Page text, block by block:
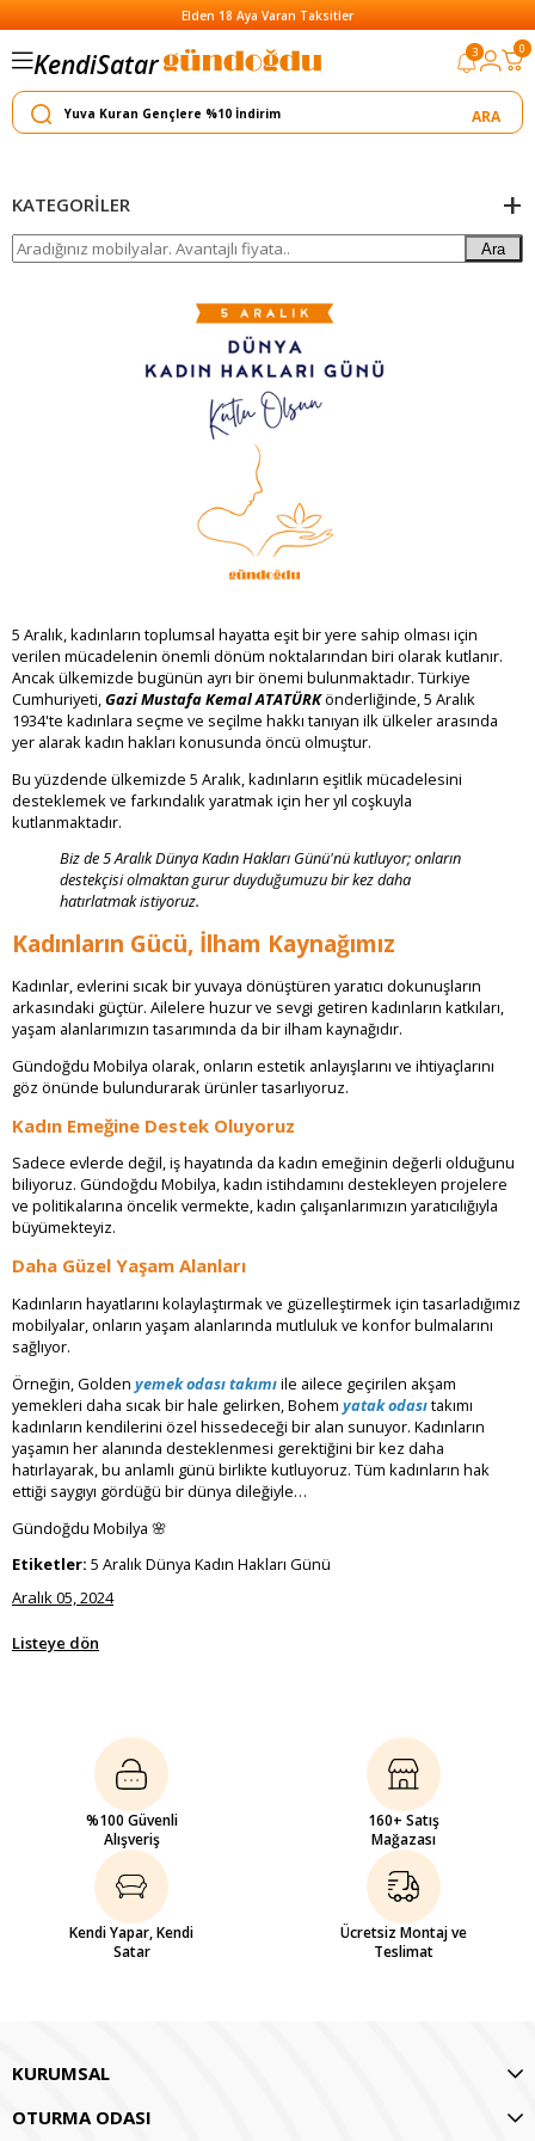
Elden 18 Aya Varan Taksitler
KendiSatar
Yapar
3 0
KATEGORILER
Ara
5 Aralık, kadınların toplumsal hayatta eşit bir yere sahip olması için
verilen mücadelenin önemli dönüm noktalarından biri olarak kutlanır.
Ancak ülkemizde bugünün ayrı bir önemi bulunmaktadır. Türkiye
Cumhuriyeti,Gazi Mustafa Kemal ATATÜRKönderliğinde, 5 Aralık
1934'te kadınlara seçme ve seçilme hakkı tanıyan ilk ülkeler arasında
yer alarak kadın hakları konusunda öncü olmuştur.
Bu yüzdende ülkemizde 5 Aralık, kadınların eşitlik mücadelesini
desteklemek ve farkındalık yaratmak için her yıl coşkuyla
kutlanmaktadır.
Biz de 5 Aralık Dünya Kadın Hakları Günü'nü kutluyor; onların
destekçisi olmaktan gurur duyduğumuzu bir kez daha
hatırlatmak istiyoruz.
Kadınların Gücü, İlham Kaynağımız
Kadınlar, evlerini sıcak bir yuvaya dönüştüren yaratıcı dokunuşların
arkasındaki güçtür. Ailelere huzur ve sevgi getiren kadınların katkıları,
yaşam alanlarımızın tasarımında da bir ilham kaynağıdır.
Gündoğdu Mobilya olarak, onların estetik anlayışlarını ve ihtiyaçlarını
göz önünde bulundurarak ürünler tasarlıyoruz.
Kadın Emeğine Destek Oluyoruz
Sadece evlerde değil, iş hayatında da kadın emeğinin değerli olduğunu
biliyoruz. Gündoğdu Mobilya, kadın istihdamını destekleyen projelere
ve politikalarına öncelik vermekte, kadın çalışanlarımızın yaratıcılığıyla
büyümekteyiz.
Daha Güzel Yaşam Alanları
Kadınların hayatlarını kolaylaştırmak ve güzelleştirmek için tasarladığımız
mobilyalar, onların yaşam alanlarında mutluluk ve konfor bulmalarını
sağlıyor.
Örneğin, Golden yemek odası takımıile ailece geçirilen akşam
yemekleri daha sıcak bir hale gelirken, Bohem yatak odasıtakımı
kadınların kendilerini özel hissedeceği bir alan sunuyor. Kadınların
yaşamın her alanında desteklenmesi gerektiğini bir kez daha
hatırlayarak, bu anlamlı günü birlikte kutluyoruz. Tüm kadınların hak
ettiği saygıyı gördüğü bir dünya dileğiyle…
Gündoğdu Mobilya 🌸
Etiketler: 5 Aralık Dünya Kadın Hakları Günü
Aralık 05, 2024
Listeye dön
%100 Güvenli
Alışveriş
160+ Satış
Mağazası
Kendi Yapar, Kendi
Satar
Ücretsiz Montaj ve
Teslimat
KURUMSAL
OTURMA ODASI